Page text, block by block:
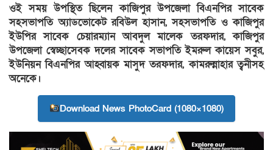
ওই সময় উপস্থিত ছিলেন কাজিপুর উপজেলা বিএনপির সাবেক
সহসভাপতি অ্যাডভোকেট রবিউল হাসান, সহসভাপতি ও কাজিপুর
ইউপির সাবেক চেয়ারম্যান আবদুল মালেক তরফদার, কাজিপুর
উপজেলা স্বেচ্ছাসেবক দলের সাবেক সভাপতি ইমরুল কায়েস সবুর,
ইউনিয়ন বিএনপির আহ্বায়ক মাসুদ তরফদার, কামরুন্নাহার ত্বনীসহ
অনেকে।
Download News PhotoCard (1080×1080)